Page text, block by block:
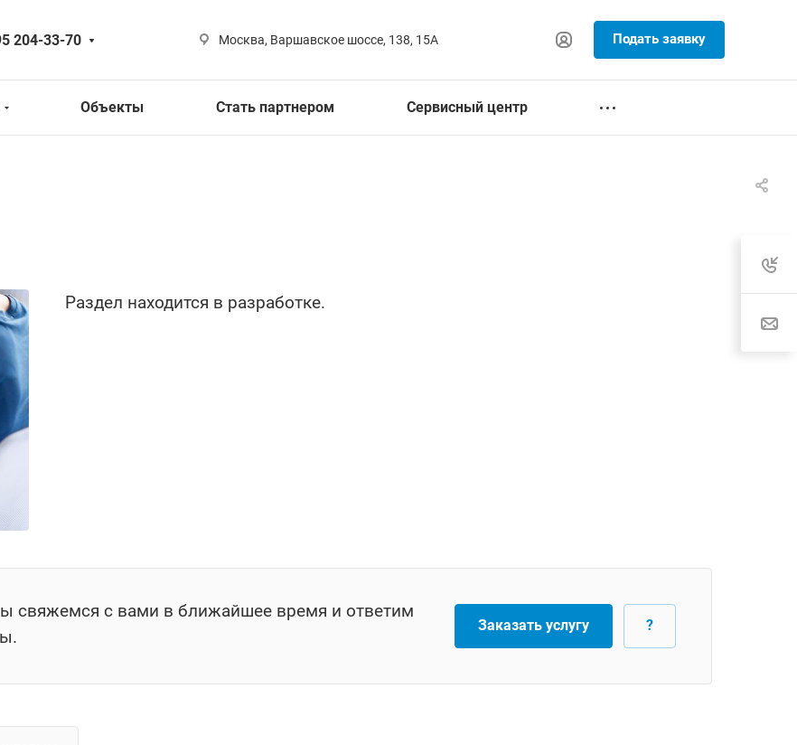
204-33-70 Москва, Варшавское шоссе, 138, 15А Подать заявку
Объекты Стать партнером Сервисный центр
Раздел находится в разработке.
свяжемся с вами в ближайшее время и ответим
Заказать услугу ?